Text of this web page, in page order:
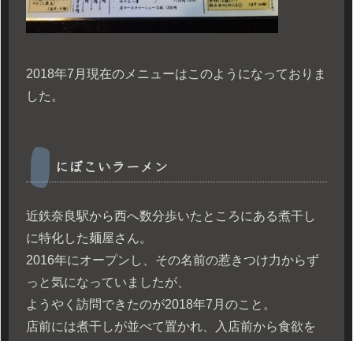
2018年7月現在のメニューはこのようになっておりま
した。
にぼこいラーメン
近鉄奈良駅から西へ数分歩いたところにある煮干し
に特化した麺屋さん。
2016年にオープンし、その名前の惹きつけ力からず
っと気になっていましたが、
ようやく訪問できたのが2018年7月のこと。
店前には煮干しが並べて置かれ、入店前から食欲を